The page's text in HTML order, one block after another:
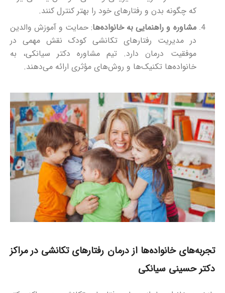
که چگونه بدن و رفتارهای خود را بهتر کنترل کنند.
مشاوره و راهنمایی به خانواده‌ها: حمایت و آموزش والدین
در مدیریت رفتارهای تکانشی کودک نقش مهمی در
موفقیت درمان دارد. تیم مشاوره دکتر سیانکی، به
خانواده‌ها تکنیک‌ها و روش‌های مؤثری ارائه می‌دهند.
تجربه‌های خانواده‌ها از درمان رفتارهای تکانشی در مراکز
دکتر حسینی سیانکی